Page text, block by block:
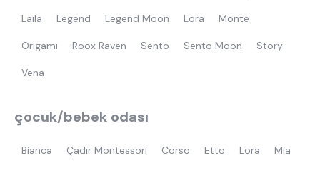
Laila Legend Legend Moon Lora Monte
Origami Roox Raven Sento Sento Moon Story
Vena
çocuk/bebek odası
Bianca Çadır Montessori Corso Etto Lora Mia